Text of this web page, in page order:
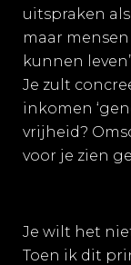
uitspraken als
maar
kunnen
Je zult
inkomen
vrijheid?
voor je zien
Je wilt het
Toen ik dit